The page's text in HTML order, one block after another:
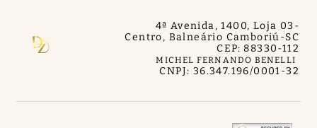
MICHEL FERNANDO BENELLI
4ª Avenida, 1400, Loja 03 -
Centro, Balneário Camboriú-SC
CEP: 88330-112
CNPJ: 36.347.196/0001-32